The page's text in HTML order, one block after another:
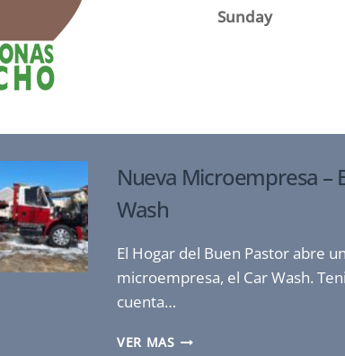
Sunday
Nueva Microempresa –
Wash
El Hogar del Buen Pastor abre
microempresa, el Car Wash.
cuenta…
VER MASNUEVA